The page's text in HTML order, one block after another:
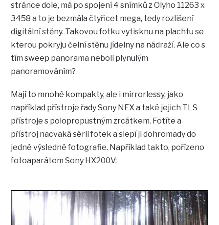
stránce dole, má po spojení 4 snímků z Olyho 11263 x
3458 a to je bezmála čtyřicet mega, tedy rozlišení
digitální stěny. Takovou fotku vytisknu na plachtu se
kterou pokryju čelní stěnu jídelny na nádraží. Ale co s
tím sweep panorama neboli plynulým
panoramováním?
Mají to mnohé kompakty, ale i mirrorlessy, jako
například přístroje řady Sony NEX a také jejich TLS
přístroje s polopropustným zrcátkem. Fotíte a
přístroj nacvaká sérii fotek a slepí ji dohromady do
jedné výsledné fotografie. Například takto, pořízeno
fotoaparátem Sony HX200V: